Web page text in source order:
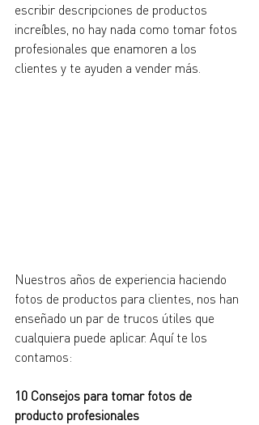
escribir descripciones de productos
increíbles, no hay nada como tomar fotos
profesionales que enamoren a los
clientes y te ayuden a vender más.
Nuestros años de experiencia haciendo
fotos de productos para clientes, nos han
enseñado un par de trucos útiles que
cualquiera puede aplicar. Aquí te los
contamos:
10 Consejos para tomar fotos de
producto profesionales